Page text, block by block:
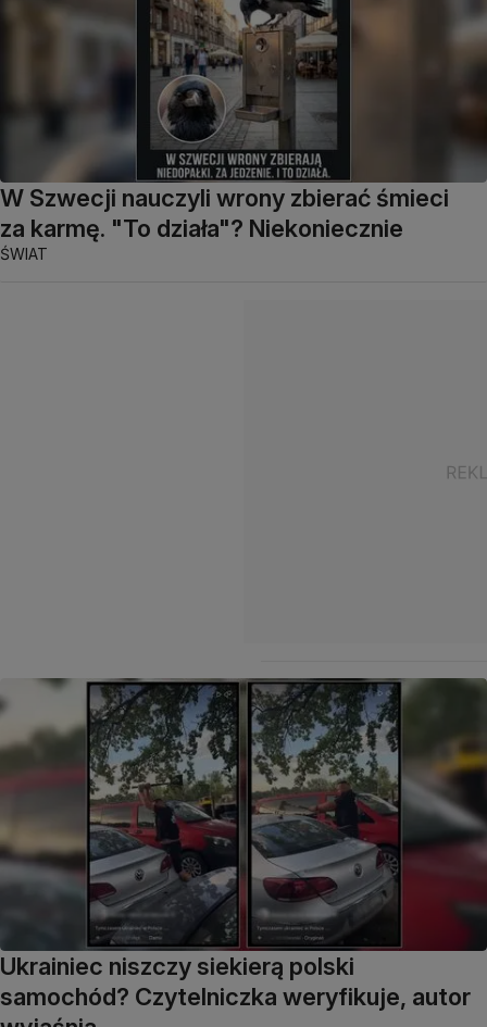
W Szwecji nauczyli wrony zbierać śmieci
za karmę. "To działa"? Niekoniecznie
ŚWIAT
Ukrainiec niszczy siekierą polski
samochód? Czytelniczka weryfikuje, autor